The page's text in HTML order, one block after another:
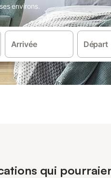
environs.
Arrivée Départ
qui